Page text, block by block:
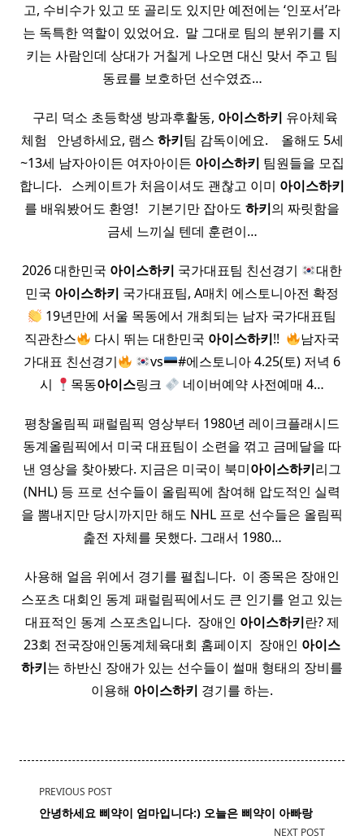
고, 수비수가 있고 또 골리도 있지만 예전에는 ‘인포서’라
는 독특한 역할이 있었어요. ​ 말 그대로 팀의 분위기를 지
키는 사람인데 상대가 거칠게 나오면 대신 맞서 주고 팀
동료를 보호하던 선수였죠…
​ ​ 구리 덕소 초등학생 방과후활동, 아이스하키 유아체육
체험 ​ ​ 안녕하세요, 램스 하키팀 감독이에요. ​ ​ ​ 올해도 5세
~13세 남자아이든 여자아이든 아이스하키 팀원들을 모집
합니다. ​ ​ 스케이트가 처음이셔도 괜찮고 이미 아이스하키
를 배워봤어도 환영! ​ ​ 기본기만 잡아도 하키의 짜릿함을
금세 느끼실 텐데 훈련이…
2026 대한민국 아이스하키 국가대표팀 친선경기
대한
민국 아이스하키 국가대표팀, A매치 에스토니아전 확정
19년만에 서울 목동에서 개최되는 남자 국가대표팀
직관찬스
다시 뛰는 대한민국 아이스하키!! ​
남자국
가대표 친선경기
vs
#에스토니아 4.25(토) 저녁 6
시
목동아이스링크 네이버예약 사전예매 4…
평창올림픽 패럴림픽 영상부터 1980년 레이크플래시드
동계올림픽에서 미국 대표팀이 소련을 꺾고 금메달을 따
낸 영상을 찾아봤다. 지금은 미국이 북미아이스하키리그
(NHL) 등 프로 선수들이 올림픽에 참여해 압도적인 실력
을 뽐내지만 당시까지만 해도 NHL 프로 선수들은 올림픽
춡전 자체를 못했다. 그래서 1980…
사용해 얼음 위에서 경기를 펼칩니다. ​ 이 종목은 장애인
스포츠 대회인 동계 패럴림픽에서도 큰 인기를 얻고 있는
대표적인 동계 스포츠입니다. ​ 장애인 아이스하키란? 제
23회 전국장애인동계체육대회 홈페이지 ​ 장애인 아이스
하키는 하반신 장애가 있는 선수들이 썰매 형태의 장비를
이용해 아이스하키 경기를 하는.
<span
class="nav-
PREVIOUS POST
안녕하세요 삐약이 엄마입니다:) 오늘은 삐약이 아빠랑
NEXT POST